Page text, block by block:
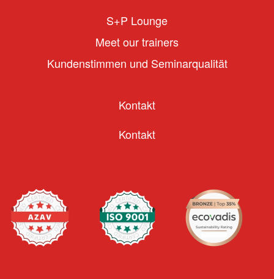
S+P Lounge
Meet our trainers
Kundenstimmen und Seminarqualität
Kontakt
Kontakt